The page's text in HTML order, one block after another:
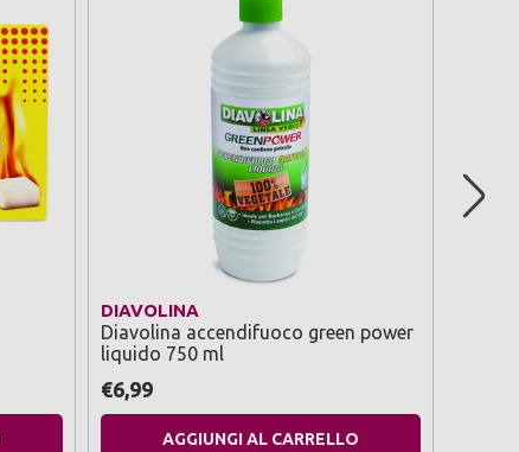
DIAVOLINA
Diavolina accendifuoco green power
liquido 750 ml
€6,99
AGGIUNGI AL CARRELLO